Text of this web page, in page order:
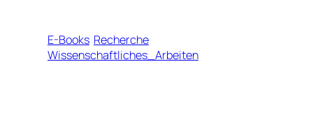
E-Books Recherche
Wissenschaftliches_Arbeiten